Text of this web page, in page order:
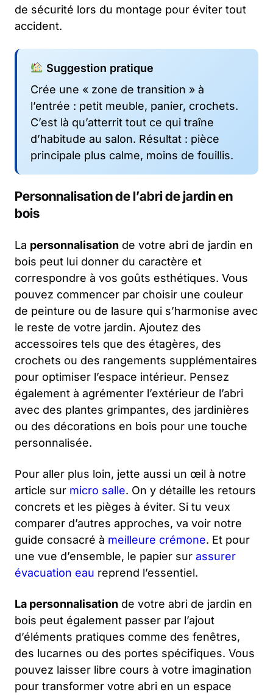
de sécurité lors du montage pour éviter tout
accident.
Suggestion pratique
Crée une « zone de transition » à
l’entrée : petit meuble, panier, crochets.
C’est là qu’atterrit tout ce qui traîne
d’habitude au salon. Résultat : pièce
principale plus calme, moins de fouillis.
Personnalisation de l’abri de jardin en
bois
La personnalisation de votre abri de jardin en
bois peut lui donner du caractère et
correspondre à vos goûts esthétiques. Vous
pouvez commencer par choisir une couleur
de peinture ou de lasure qui s’harmonise avec
le reste de votre jardin. Ajoutez des
accessoires tels que des étagères, des
crochets ou des rangements supplémentaires
pour optimiser l’espace intérieur. Pensez
également à agrémenter l’extérieur de l’abri
avec des plantes grimpantes, des jardinières
ou des décorations en bois pour une touche
personnalisée.
Pour aller plus loin, jette aussi un œil à notre
article sur micro salle. On y détaille les retours
concrets et les pièges à éviter. Si tu veux
comparer d’autres approches, va voir notre
guide consacré à meilleure crémone. Et pour
une vue d’ensemble, le papier sur assurer
évacuation eau reprend l’essentiel.
La personnalisation de votre abri de jardin en
bois peut également passer par l’ajout
d’éléments pratiques comme des fenêtres,
des lucarnes ou des portes spécifiques. Vous
pouvez laisser libre cours à votre imagination
pour transformer votre abri en un espace